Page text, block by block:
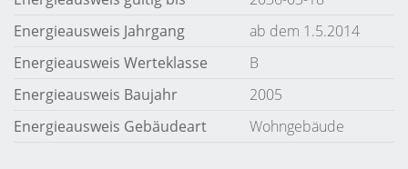
Energieausweis Jahrgang
ab dem 1.5.2014
Energieausweis Werteklasse
B
Energieausweis Baujahr
2005
Energieausweis Gebäudeart
Wohngebäude